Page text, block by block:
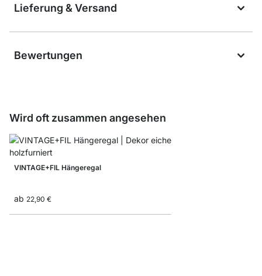
Lieferung & Versand
Bewertungen
Wird oft zusammen angesehen
VINTAGE+FIL Hängeregal
ab 22,90 €